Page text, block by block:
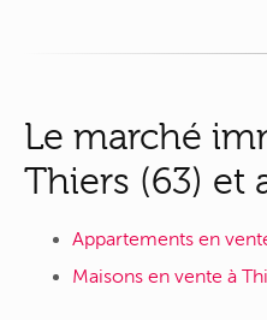
Le marché
Thiers (63) et
Appartements en
Maisons en vente à